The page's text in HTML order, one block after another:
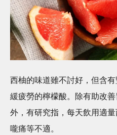
西柚的味道雖不討好，但含
緩疲勞的檸檬酸。除有助改
外，有研究指，每天飲用適
嚨痛等不適。